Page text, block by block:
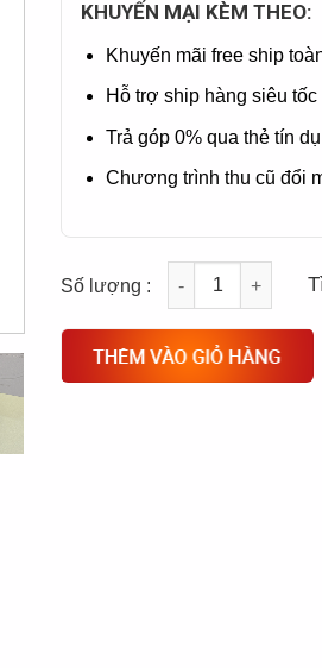
KHUYẾN MẠI KÈM THEO:
Khuyến mãi free ship
Hỗ trợ ship hàng siêu tốc
Trả góp 0% qua thẻ tín
Chương trình thu cũ đổi
Quantity